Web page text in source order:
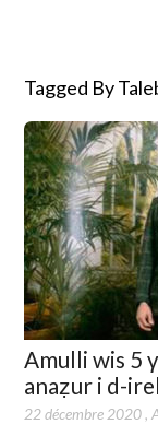
Tagged By
Amulli wis 5
anaẓur i d-
22 décembre 2020,